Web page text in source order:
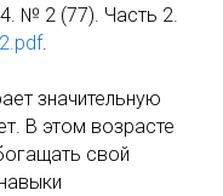
№ 2 (77). Часть 2.
.
значительную
В этом возрасте
свой